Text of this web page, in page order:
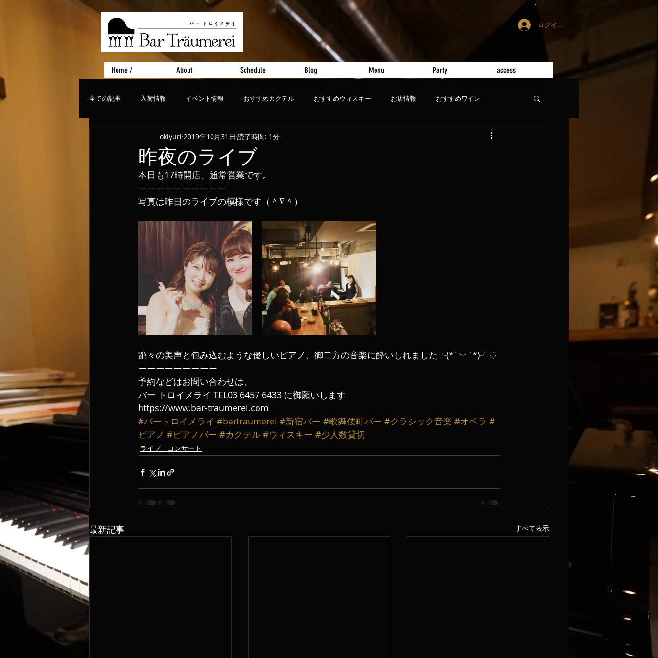
ログイン
Home / About Schedule Blog Menu Party access
全ての記事 入荷情報 イベント情報 おすすめカクテル おすすめウィスキー お店情報 おすすめワイン
ライブ、コンサート おすすめビール
昨夜のライブ
okiyuri 2019年10月31日 読了時間: 1分
本日も17時開店、通常営業です。
ーーーーーーーーーー
写真は昨日のライブの模様です（＾∇＾）
艶々の美声と包み込むような優しいピアノ、御二方の音楽に酔いしれました╰(*´︶`*)╯♡
ーーーーーーーーー
予約などはお問い合わせは、
バー トロイメライ TEL03 6457 6433 に御願いします
https://www.bar-traumerei.com
#バートロイメライ #bartraumerei #新宿バー #歌舞伎町バー #クラシック音楽 #オペラ #
ピアノ #ピアノバー #カクテル #ウィスキー #少人数貸切
ライブ、コンサート
最新記事 すべて表示